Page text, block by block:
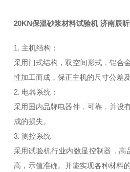
20KN保温砂浆材料试验机 济南辰
1. 主机结构：
采用门式结构，双空间形式，铝合
性加工而成，保正主机的尺寸公差及
2. 电器系统：
采用国内品牌电器件，可靠，并设
成的损失。
3. 测控系统
采用试验机行业内数显控制器，
高，示值准确。并能实现各种材料